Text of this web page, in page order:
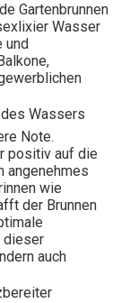
Gartenbrunnen
Wasser
und
des Wassers
Note.
positiv auf die
angenehmes
wie
der Brunnen
dieser
auch